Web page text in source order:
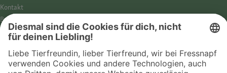
Kontakt
Barrierefreiheit
Impressum
Datenschutz­hinweise
Cookies
AGB